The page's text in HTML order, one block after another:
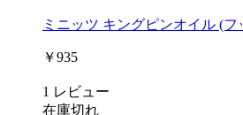
ミニッツ キングピンオイル (フ
￥935
1 レビュー
在庫切れ